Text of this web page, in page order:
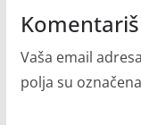
Vaša email
polja su